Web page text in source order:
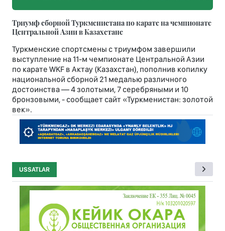
Триумф сборной Туркменистана по карате на чемпионате
Центральной Азии в Казахстане
Туркменские спортсмены с триумфом завершили
выступление на 11-м чемпионате Центральной Азии
по карате WKF в Актау (Казахстан), пополнив копилку
национальной сборной 21 медалью различного
достоинства — 4 золотыми, 7 серебряными и 10
бронзовыми, - сообщает сайт «Туркменистан: золотой
век».
USSATLAR